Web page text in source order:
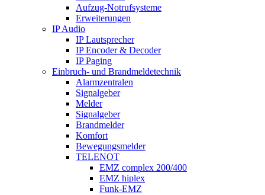
Aufzug-Notrufsysteme
Erweiterungen
IP Audio
IP Lautsprecher
IP Encoder & Decoder
IP Paging
Einbruch- und Brandmeldetechnik
Alarmzentralen
Signalgeber
Melder
Signalgeber
Brandmelder
Komfort
Bewegungsmelder
TELENOT
EMZ complex 200/400
EMZ hiplex
Funk-EMZ